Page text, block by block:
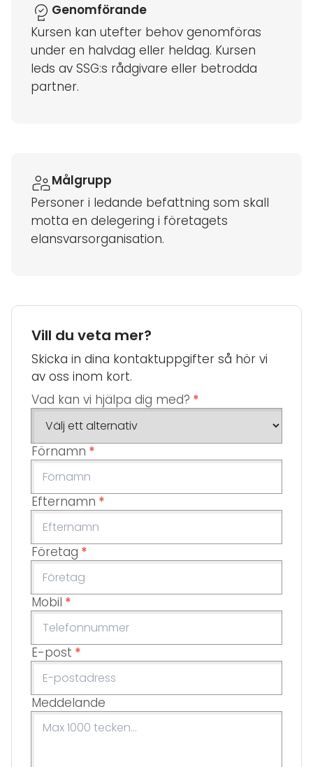
Genomförande
Kursen kan utefter behov genomföras
under en halvdag eller heldag. Kursen
leds av SSG:s rådgivare eller betrodda
partner.
Målgrupp
Personer i ledande befattning som skall
motta en delegering i företagets
elansvarsorganisation.
Vill du veta mer?
Skicka in dina kontaktuppgifter så hör vi
av oss inom kort.
Vad kan vi hjälpa dig med? *
Förnamn *
Efternamn *
Företag *
Mobil *
E-post *
Meddelande